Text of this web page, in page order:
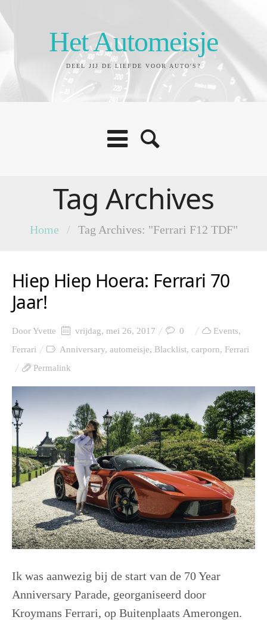
Het Automeisje
DEEL JIJ DE LIEFDE VOOR AUTO'S?
Tag Archives
Home / Tag Archives: "Ferrari F12 TDF"
Hiep Hiep Hoera: Ferrari 70
Jaar!
DoorYvette vrijdag, mei 26, 2017 0 Events,
Ferrari
Anniversary, automeisje, Blacklist, carporn, Ferrari
Permalink
Ik was aanwezig bij de start van de 70 Year
Anniversary Parade, georganiseerd door
Kroymans Ferrari, op Buitenplaats Amerongen.